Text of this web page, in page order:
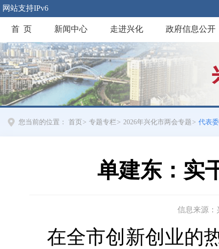
网站支持IPv6
首 页 新闻中心 走进兴化 政府信息公开
您当前的位置： 首页 > 专题专栏 > 2026年兴化市两会专题 > 代表
单建东：实
信息来源：
在全市创新创业的